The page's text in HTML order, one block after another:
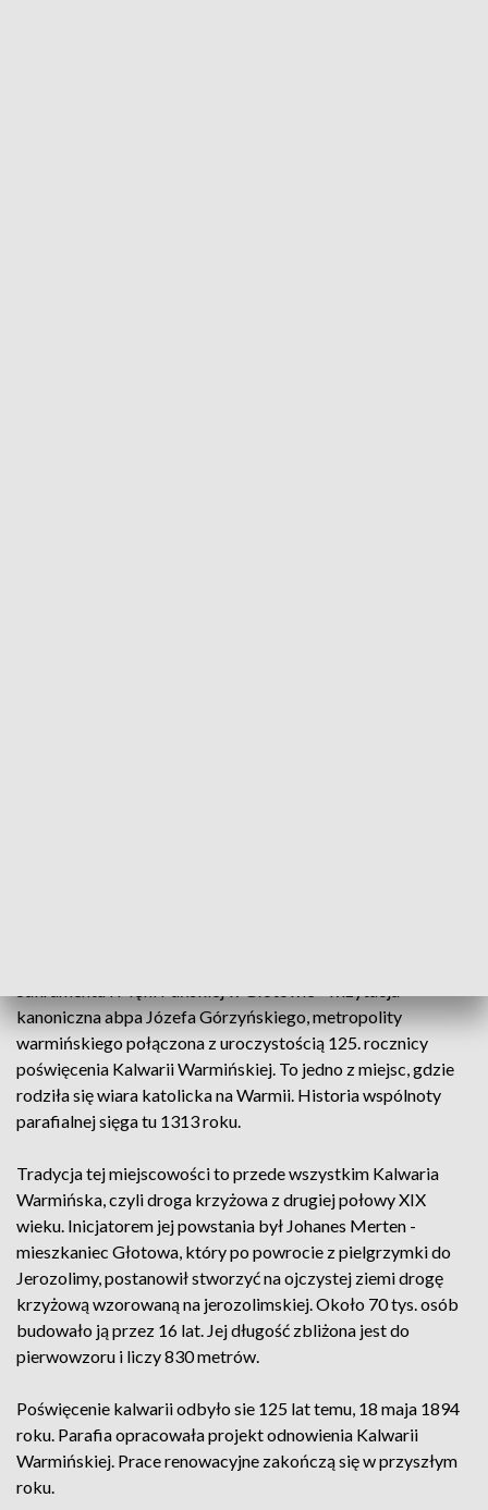
kanoniczna abpa Józefa Górzyńskiego, metropolity
warmińskiego połączona z uroczystością 125. rocznicy
poświęcenia Kalwarii Warmińskiej. To jedno z miejsc, gdzie
rodziła się wiara katolicka na Warmii. Historia wspólnoty
parafialnej sięga tu 1313 roku.
Tradycja tej miejscowości to przede wszystkim Kalwaria
Warmińska, czyli droga krzyżowa z drugiej połowy XIX
wieku. Inicjatorem jej powstania był Johanes Merten -
mieszkaniec Głotowa, który po powrocie z pielgrzymki do
Jerozolimy, postanowił stworzyć na ojczystej ziemi drogę
krzyżową wzorowaną na jerozolimskiej. Około 70 tys. osób
budowało ją przez 16 lat. Jej długość zbliżona jest do
pierwowzoru i liczy 830 metrów.
Poświęcenie kalwarii odbyło sie 125 lat temu, 18 maja 1894
roku. Parafia opracowała projekt odnowienia Kalwarii
Warmińskiej. Prace renowacyjne zakończą się w przyszłym
roku.